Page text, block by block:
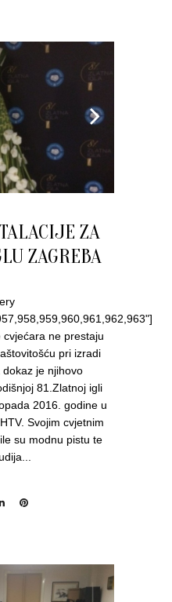
ZA
ZAGREBA
cvjećara ne prestaju
pri izradi
je njihovo
81.Zlatnoj igli
2016. godine u
Svojim cvjetnim
su modnu pistu te